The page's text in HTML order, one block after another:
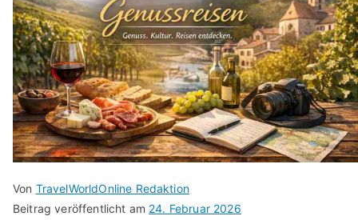
Von TravelWorldOnline Redaktion
Beitrag veröffentlicht am 24. Februar 2026